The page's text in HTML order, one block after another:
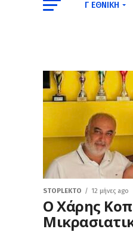
Γ ΕΘΝΙΚΉ
STOPLEKTO 12 μήνες ago
Ο Χάρης